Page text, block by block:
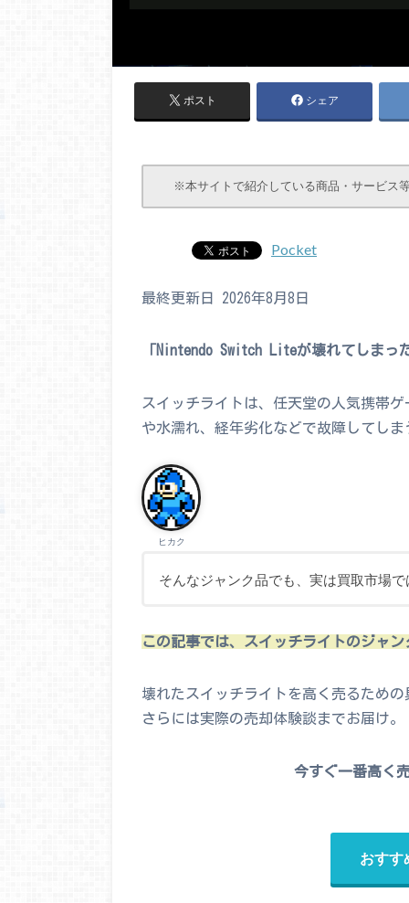
ポスト シェア
※本サイトで紹介している商品・サービス
Pocket
最終更新日 2026年8月8日
「Nintendo Switch Liteが壊れてしまっ
スイッチライトは、任天堂の人気携帯
や水濡れ、経年劣化などで故障してしま
ヒカク
そんなジャンク品でも、実は買取市場で
この記事では、スイッチライトのジャン
壊れたスイッチライトを高く売るため
さらには実際の売却体験談までお届け。
今すぐ一番高く
おすす